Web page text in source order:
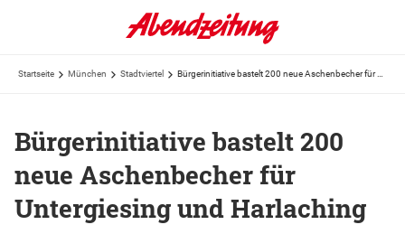
Startseite München Stadtviertel
Bürgerinitiative bastelt 200
neue Aschenbecher für
Untergiesing und Harlaching